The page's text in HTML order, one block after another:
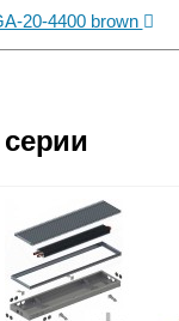
20-4400 brown
и Московской
товара как
деньги, Web-
и с НДС)